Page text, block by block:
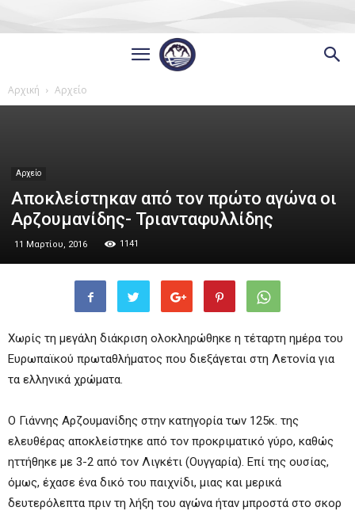
Αρχική Αρχείο
Αρχείο
Αποκλείστηκαν από τον πρώτο αγώνα οι
Αρζουμανίδης- Τριανταφυλλίδης
11 Μαρτίου, 2016 1141
Χωρίς τη μεγάλη διάκριση ολοκληρώθηκε η τέταρτη ημέρα του
Ευρωπαϊκού πρωταθλήματος που διεξάγεται στη Λετονία για
τα ελληνικά χρώματα.
Ο Γιάννης Αρζουμανίδης στην κατηγορία των 125κ. της
ελευθέρας αποκλείστηκε από τον προκριματικό γύρο, καθώς
ηττήθηκε με 3-2 από τον Λιγκέτι (Ουγγαρία). Επί της ουσίας,
όμως, έχασε ένα δικό του παιχνίδι, μιας και μερικά
δευτερόλεπτα πριν τη λήξη του αγώνα ήταν μπροστά στο σκορ